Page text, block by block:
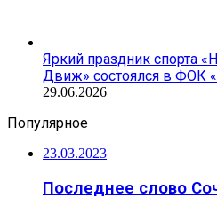
Яркий праздник спорта
Движ» состоялся в ФОК
29.06.2026
Популярное
23.03.2023
Последнее слово